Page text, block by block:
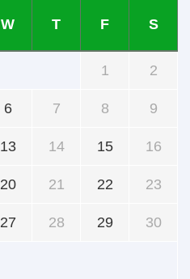
W T F S
1 2
6 7 8 9
13 14 15 16
20 21 22 23
27 28 29 30